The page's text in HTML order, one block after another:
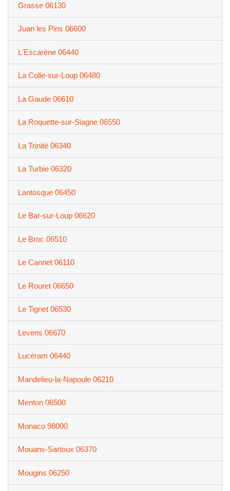
Grasse 06130
Juan les Pins 06600
L'Escarène 06440
La Colle-sur-Loup 06480
La Gaude 06610
La Roquette-sur-Siagne 06550
La Trinité 06340
La Turbie 06320
Lantosque 06450
Le Bar-sur-Loup 06620
Le Broc 06510
Le Cannet 06110
Le Rouret 06650
Le Tignet 06530
Levens 06670
Lucéram 06440
Mandelieu-la-Napoule 06210
Menton 06500
Monaco 98000
Mouans-Sartoux 06370
Mougins 06250